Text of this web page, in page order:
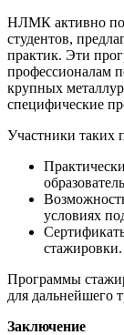
НЛМК активно
студентов,
практик. Эти
профессионалам
крупных
специфические
Участники таких
условиях
стажировки.
Программы
для дальнейшего
Заключение